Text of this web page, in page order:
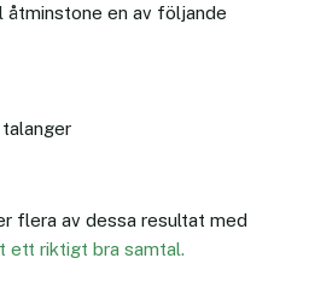
en av följande
flera av dessa resultat med
ett riktigt bra samtal.